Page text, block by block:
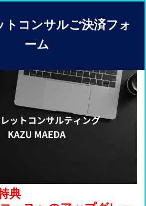
コンサルご決済フォ
ーム
典